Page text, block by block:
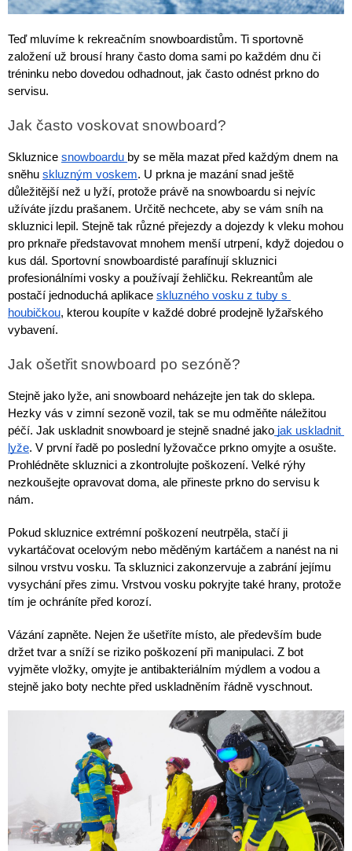
Teď mluvíme k rekreačním snowboardistům. Ti sportovně
založení už brousí hrany často doma sami po každém dnu či
tréninku nebo dovedou odhadnout, jak často odnést prkno do
servisu.
Jak často voskovat snowboard?
Skluznice snowboardu by se měla mazat před každým dnem na
sněhu skluzným voskem. U prkna je mazání snad ještě
důležitější než u lyží, protože právě na snowboardu si nejvíc
užíváte jízdu prašanem. Určitě nechcete, aby se vám sníh na
skluznici lepil. Stejně tak různé přejezdy a dojezdy k vleku mohou
pro prknaře představovat mnohem menší utrpení, když dojedou o
kus dál. Sportovní snowboardisté parafínují skluznici
profesionálními vosky a používají žehličku. Rekreantům ale
postačí jednoduchá aplikace skluzného vosku z tuby s
houbičkou, kterou koupíte v každé dobré prodejně lyžařského
vybavení.
Jak ošetřit snowboard po sezóně?
Stejně jako lyže, ani snowboard neházejte jen tak do sklepa.
Hezky vás v zimní sezoně vozil, tak se mu odměňte náležitou
péčí. Jak uskladnit snowboard je stejně snadné jako jak uskladnit
lyže. V první řadě po poslední lyžovačce prkno omyjte a osušte.
Prohlédněte skluznici a zkontrolujte poškození. Velké rýhy
nezkoušejte opravovat doma, ale přineste prkno do servisu k
nám.
Pokud skluznice extrémní poškození neutrpěla, stačí ji
vykartáčovat ocelovým nebo měděným kartáčem a nanést na ni
silnou vrstvu vosku. Ta skluznici zakonzervuje a zabrání jejímu
vysychání přes zimu. Vrstvou vosku pokryjte také hrany, protože
tím je ochráníte před korozí.
Vázání zapněte. Nejen že ušetříte místo, ale především bude
držet tvar a sníží se riziko poškození při manipulaci. Z bot
vyjměte vložky, omyjte je antibakteriálním mýdlem a vodou a
stejně jako boty nechte před uskladněním řádně vyschnout.